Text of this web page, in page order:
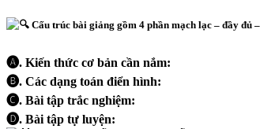
Cấu trúc bài giảng gồm 4 phần mạch lạc – đầy đủ
🅐. Kiến thức cơ bản cần nắm:
🅑. Các dạng toán điển hình:
🅒. Bài tập trắc nghiệm:
🅓. Bài tập tự luyện: